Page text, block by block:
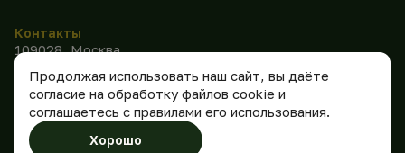
Контакты
109028, Москва,
Покровский бульвар, д. 16-
18, стр. 4-4А, пом. III, ком.
mail@archconservation.ru
Продолжая использовать наш сайт, вы даёте
согласие на обработку файлов cookie и
соглашаетесь с правилами его использования.
Хорошо